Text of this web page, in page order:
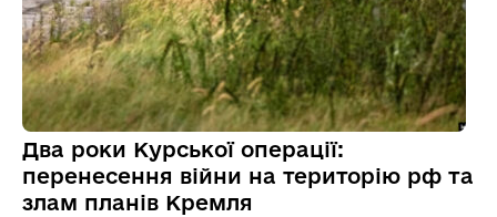
Два роки Курської операції:
перенесення війни на територію рф та
злам планів Кремля